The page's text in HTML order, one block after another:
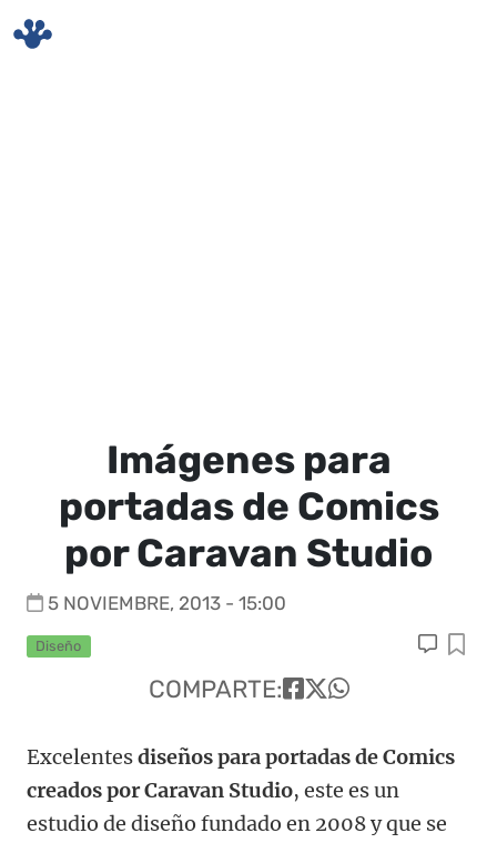
Imágenes para
portadas de Comics
por Caravan Studio
5 NOVIEMBRE, 2013 - 15:00
Diseño
COMPARTE:
Excelentesdiseños para portadas de Comics
creados por Caravan Studio, este es un
estudio de diseño fundado en 2008 y que se